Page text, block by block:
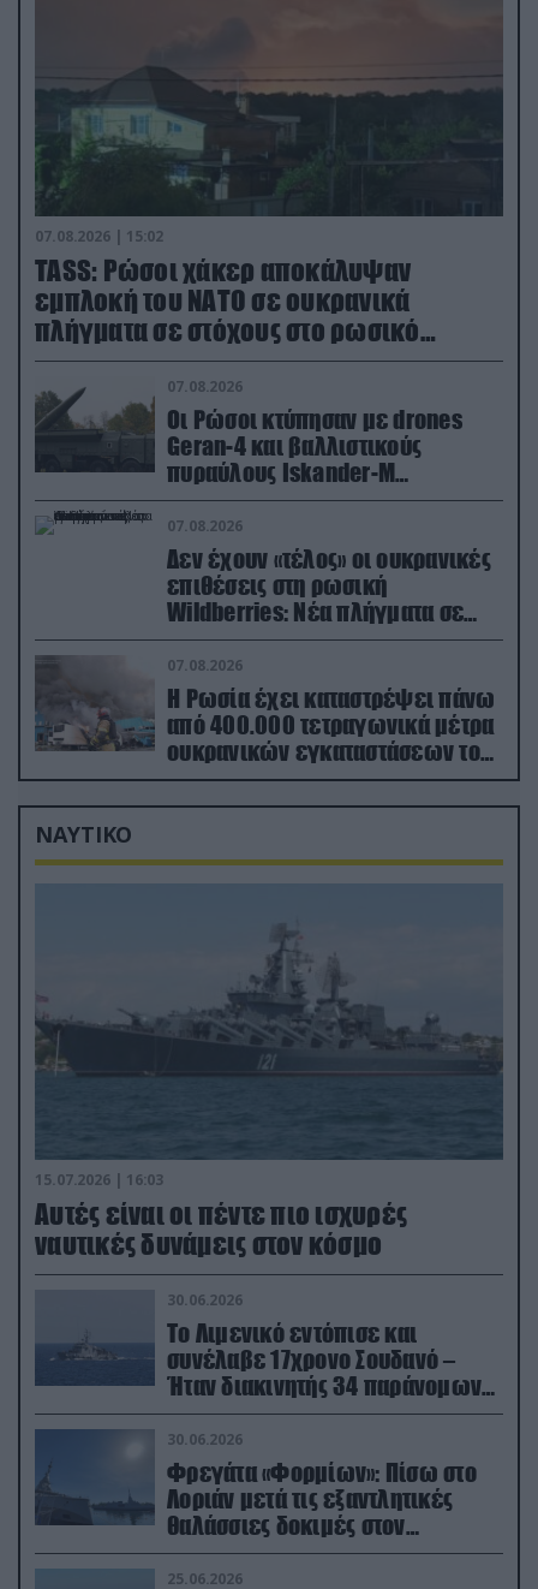
07.08.2026 | 15:02
TASS: Ρώσοι χάκερ αποκάλυψαν
εμπλοκή του ΝΑΤΟ σε ουκρανικά
πλήγματα σε στόχους στο ρωσικό
έδαφος!
07.08.2026
Οι Ρώσοι κτύπησαν με drones
Geran-4 και βαλλιστικούς
πυραύλους Iskander-M
ουκρανικό τρένο με στρατιωτικό
εξοπλισμό
07.08.2026
Δεν έχουν «τέλος» οι ουκρανικές
επιθέσεις στη ρωσική
Wildberries: Νέα πλήγματα σε
εγκαταστάσεις στα Ουράλια
07.08.2026
Η Ρωσία έχει καταστρέψει πάνω
από 400.000 τετραγωνικά μέτρα
ουκρανικών εγκαταστάσεων τον
Ιούλιο
ΝΑΥΤΙΚΟ
15.07.2026 | 16:03
Aυτές είναι οι πέντε πιο ισχυρές
ναυτικές δυνάμεις στον κόσμο
30.06.2026
Το Λιμενικό εντόπισε και
συνέλαβε 17χρονο Σουδανό –
Ήταν διακινητής 34 παράνομων
μεταναστών
30.06.2026
Φρεγάτα «Φορμίων»: Πίσω στο
Λοριάν μετά τις εξαντλητικές
θαλάσσιες δοκιμές στον
απαιτητικό Βισκαϊκό
25.06.2026